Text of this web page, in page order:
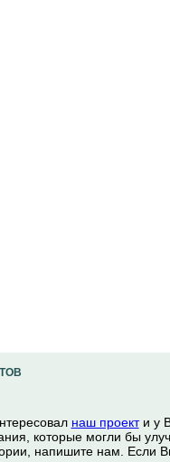
наш проекти у
которые могли бы
напишите нам. Если